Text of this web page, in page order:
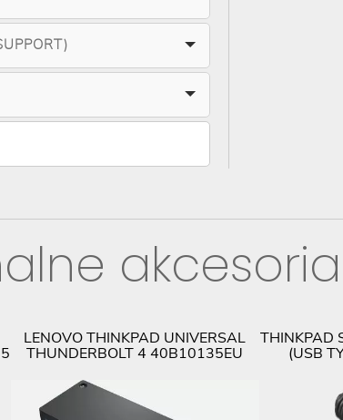
akcesoria
LENOVO THINKPAD UNIVERSAL
THUNDERBOLT 4 40B10135EU
THINKPAD
(USB